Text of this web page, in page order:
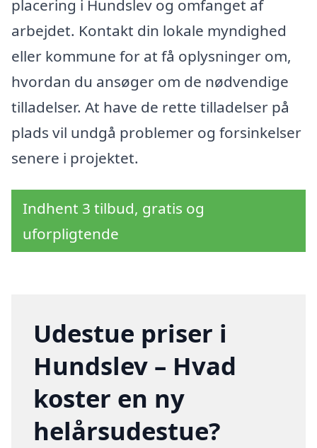
placering i Hundslev og omfanget af
arbejdet. Kontakt din lokale myndighed
eller kommune for at få oplysninger om,
hvordan du ansøger om de nødvendige
tilladelser. At have de rette tilladelser på
plads vil undgå problemer og forsinkelser
senere i projektet.
Indhent 3 tilbud, gratis og
uforpligtende
Udestue priser i
Hundslev – Hvad
koster en ny
helårsudestue?